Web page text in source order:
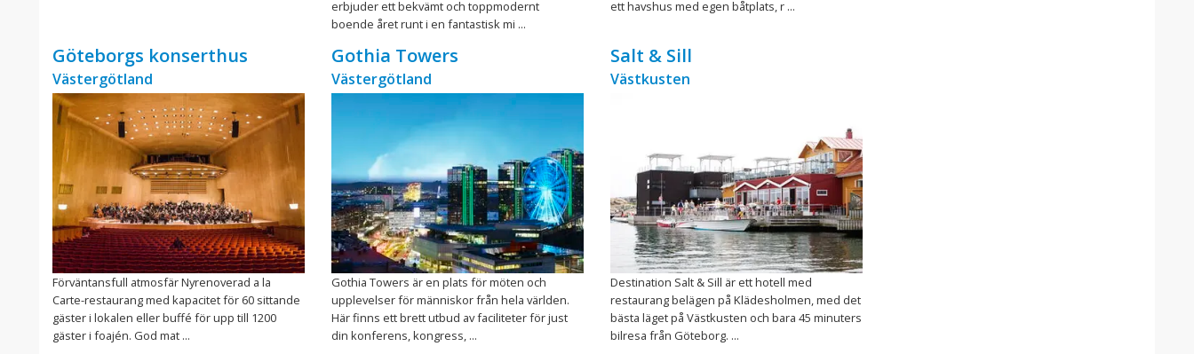
erbjuder ett bekvämt och toppmodernt
boende året runt i en fantastisk mi ...
ett havshus med egen båtplats, r ...
Göteborgs konserthus
Västergötland
Förväntansfull atmosfär Nyrenoverad a la
Carte-restaurang med kapacitet för 60 sittande
gäster i lokalen eller buffé för upp till 1200
gäster i foajén. God mat ...
Gothia Towers
Västergötland
Gothia Towers är en plats för möten och
upplevelser för människor från hela världen.
Här finns ett brett utbud av faciliteter för just
din konferens, kongress, ...
Salt & Sill
Västkusten
Destination Salt & Sill är ett hotell med
restaurang belägen på Klädesholmen, med det
bästa läget på Västkusten och bara 45 minuters
bilresa från Göteborg. ...